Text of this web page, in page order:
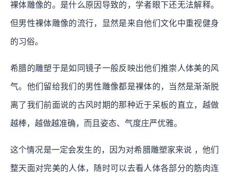
裸体雕像的。是什么原因导致的，学者眼下还无法解释。
但男性裸体雕像的流行，显然是来自他们文化中重视健身
的习俗。
希腊的雕塑于是如同镜子一般反映出他们推崇人体美的风
气。他们留给我们的男性雕像都是裸体的，当然是渐渐脱
离了我们前面说的古风时期的那种近于呆板的直立，越做
越棒，越做越准确，而且姿态、气度庄严优雅。
这个情况是一定会发生的，因为对希腊雕塑家来说 ，他们
整天面对完美的人体，随时可以去看人体各部分的筋肉连